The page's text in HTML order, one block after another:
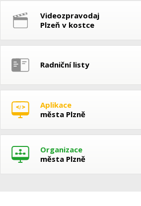
Videozpravodaj
Plzeň v kostce
Radniční listy
Aplikace
města Plzně
Organizace
města Plzně